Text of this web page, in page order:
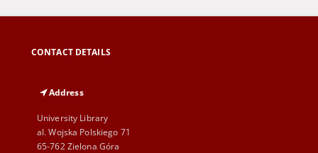
CONTACT DETAILS
Address
University Library
al. Wojska Polskiego 71
65-762 Zielona Góra